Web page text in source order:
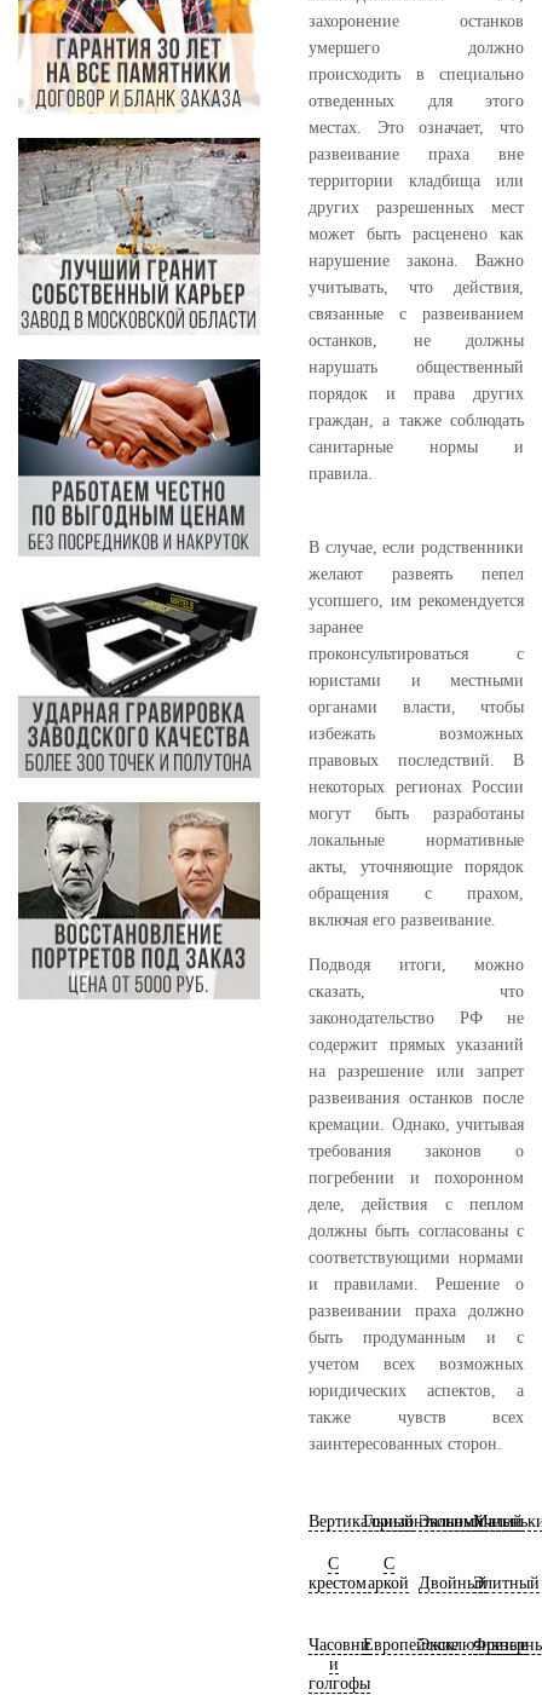
захоронение останков
умершего должно
происходить в специально
отведенных для этого
местах. Это означает, что
развеивание праха вне
территории кладбища или
других разрешенных мест
может быть расценено как
нарушение закона. Важно
учитывать, что действия,
связанные с развеиванием
останков, не должны
нарушать общественный
порядок и права других
граждан, а также соблюдать
санитарные нормы и
правила.
В случае, если родственники
желают развеять пепел
усопшего, им рекомендуется
заранее
проконсультироваться с
юристами и местными
органами власти, чтобы
избежать возможных
правовых последствий. В
некоторых регионах России
могут быть разработаны
локальные нормативные
акты, уточняющие порядок
обращения с прахом,
включая его развеивание.
Подводя итоги, можно
сказать, что
законодательство РФ не
содержит прямых указаний
на разрешение или запрет
развеивания останков после
кремации. Однако, учитывая
требования законов о
погребении и похоронном
деле, действия с пеплом
должны быть согласованы с
соответствующими нормами
и правилами. Решение о
развеивании праха должно
быть продуманным и с
учетом всех возможных
юридических аспектов, а
также чувств всех
заинтересованных сторон.
ВертикальныйГоризонтальный
Экономичный
С
крестом
С
аркой
ДвойныйЭлитный
Часовни
и
голгофы
ЕвропейскиеЭксклюзивные